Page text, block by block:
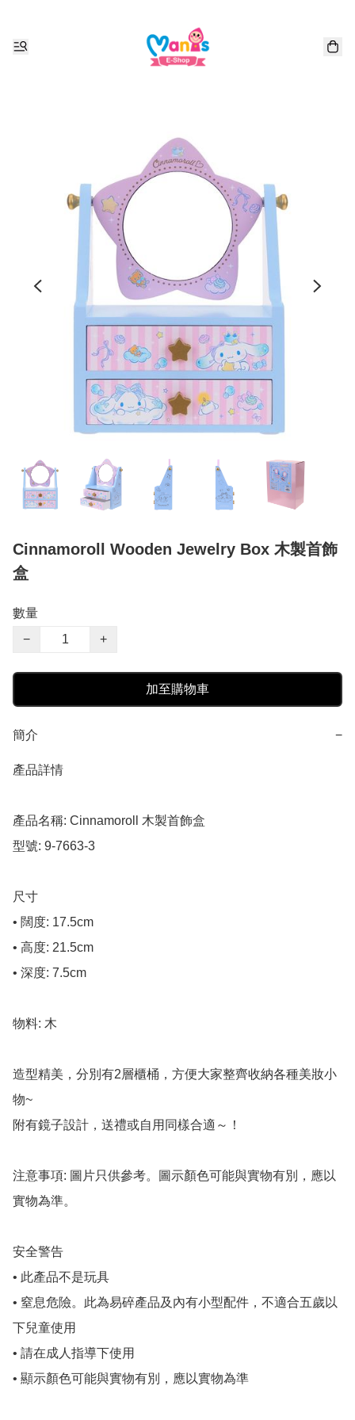
Cinnamoroll Wooden Jewelry Box 木製首飾
盒
數量
−
+
加至購物車
簡介 −
產品詳情
產品名稱: Cinnamoroll 木製首飾盒
型號: 9-7663-3
尺寸
• 闊度: 17.5cm
• 高度: 21.5cm
• 深度: 7.5cm
物料: 木
造型精美，分別有2層櫃桶，方便大家整齊收納各種美妝小
物~
附有鏡子設計，送禮或自用同樣合適～！
注意事項: 圖片只供參考。圖示顏色可能與實物有別，應以
實物為準。
安全警告
• 此產品不是玩具
• 窒息危險。此為易碎產品及內有小型配件，不適合五歲以
下兒童使用
• 請在成人指導下使用
• 顯示顏色可能與實物有別，應以實物為準